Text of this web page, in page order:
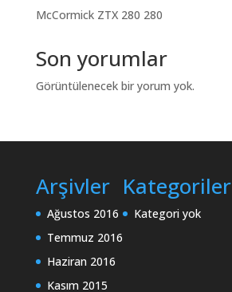
McCormick ZTX 280 280
Son yorumlar
Görüntülenecek bir yorum yok.
Arşivler
Ağustos 2016
Temmuz 2016
Haziran 2016
Kasım 2015
Kategoriler
Kategori yok